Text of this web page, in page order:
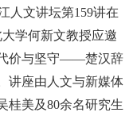
人文讲坛第159讲在
学何新文教授应邀
价与坚守——楚汉辞
讲座由人文与新媒体
桂美及80余名研究生